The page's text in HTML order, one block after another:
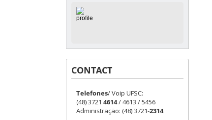
CONTACT
Telefones/ Voip UFSC:
(48) 3721 4614/ 4613 / 5456
Administração: (48) 3721-2314